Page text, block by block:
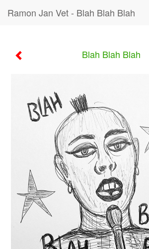
Ramon Jan Vet - Blah Blah Blah
Blah Blah Blah